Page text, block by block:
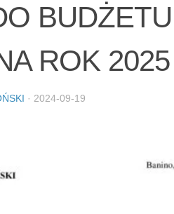
ROK 2025
· 2024-09-19